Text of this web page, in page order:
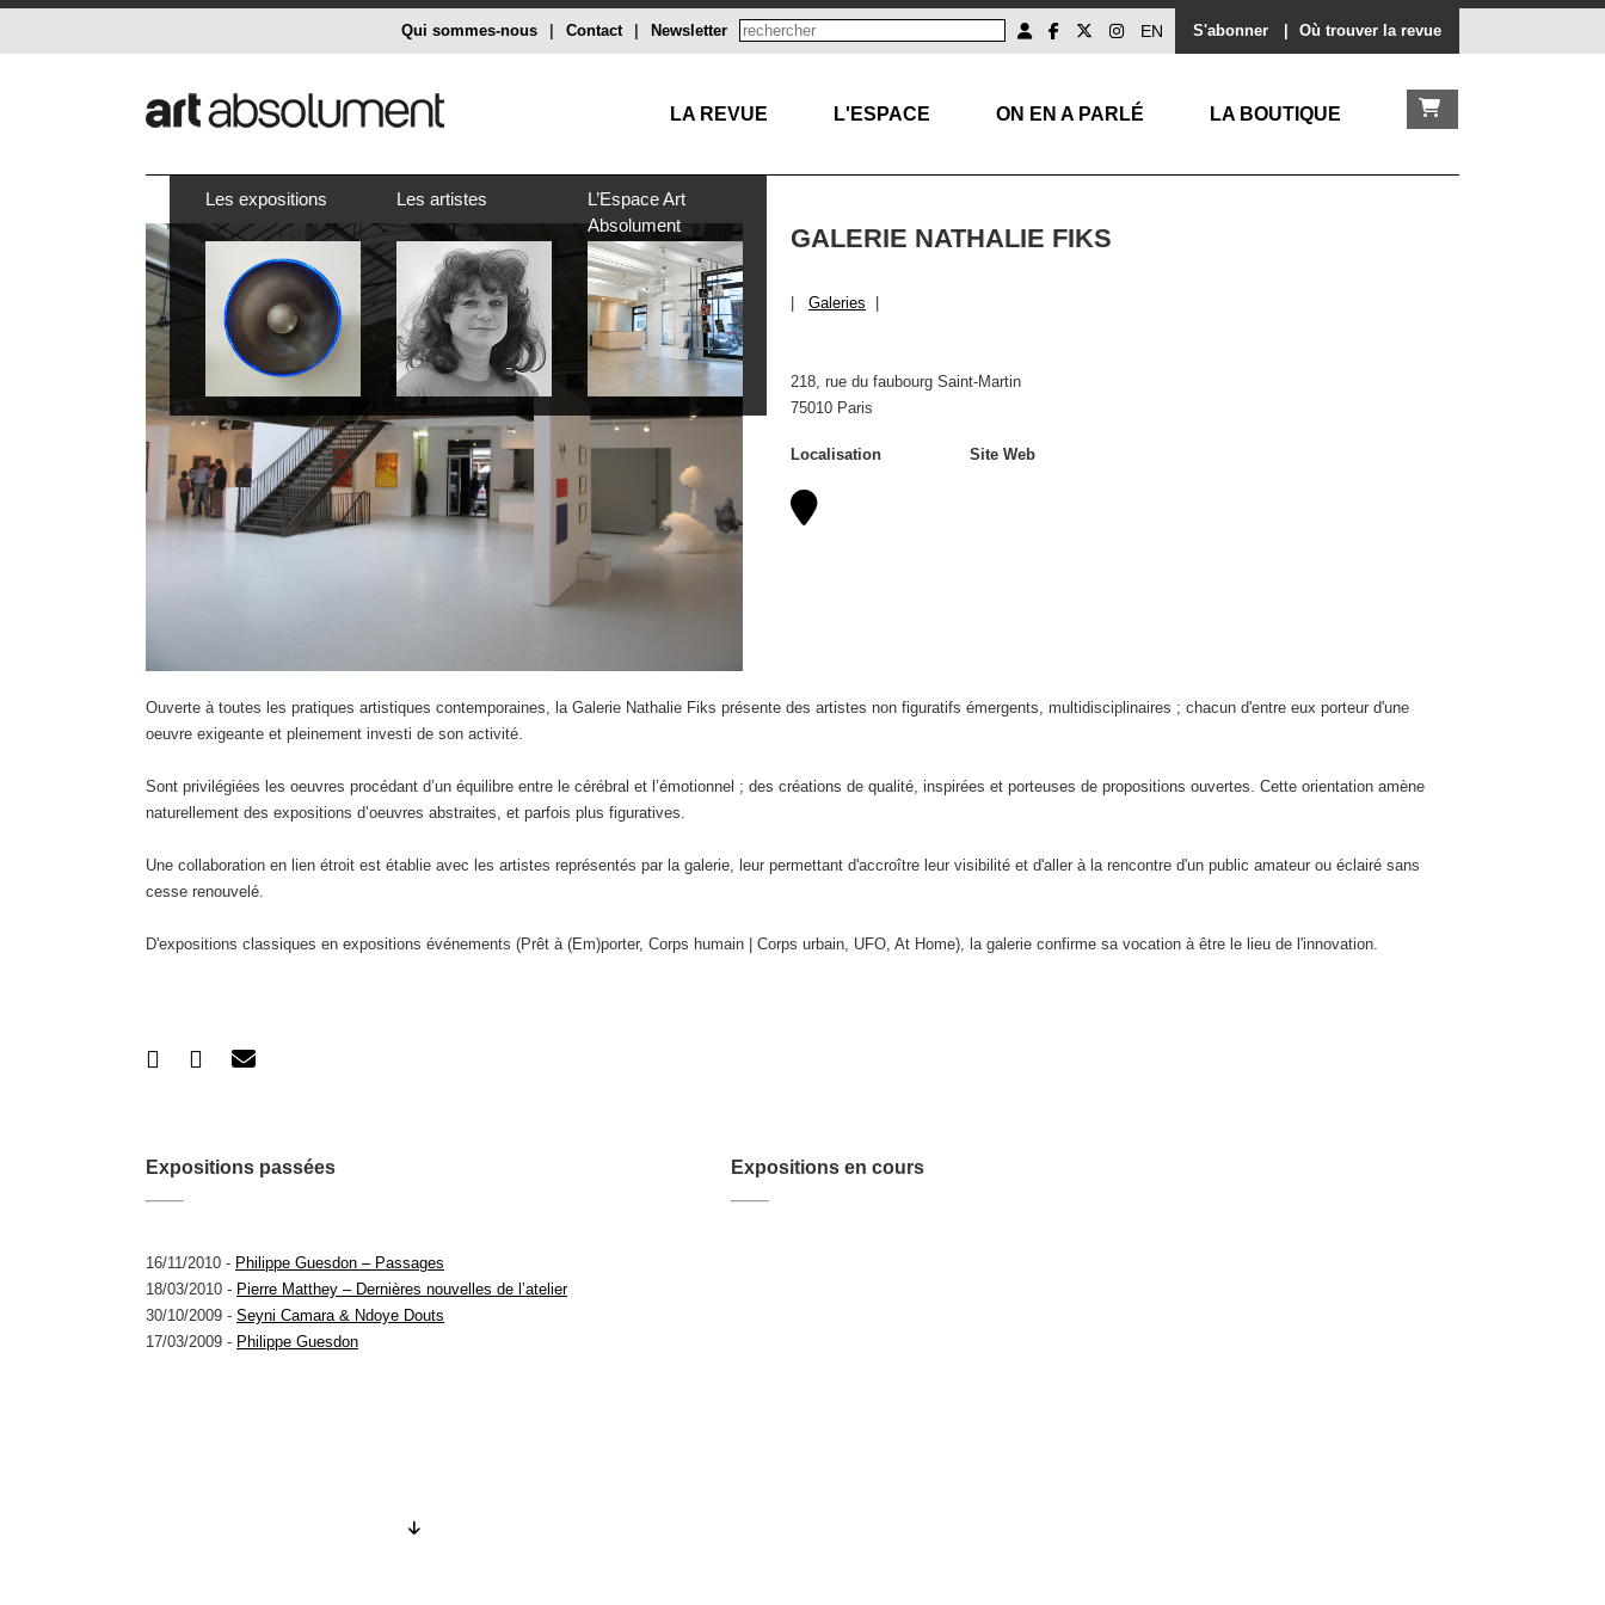
S'abonner Où trouver la revue
EN
Newsletter
Contact
Qui sommes-nous
LA REVUE L'ESPACE ON EN A PARLÉ LA BOUTIQUE
Les expositions Les artistes
L’Espace Art
Absolument
GALERIE NATHALIE FIKS
Galeries
218, rue du faubourg Saint-Martin
75010 Paris
Localisation Site Web
Ouverte à toutes les pratiques artistiques contemporaines, la Galerie Nathalie Fiks présente des artistes non figuratifs émergents, multidisciplinaires ; chacun d'entre eux porteur d'une
oeuvre exigeante et pleinement investi de son activité.
Sont privilégiées les oeuvres procédant d’un équilibre entre le cérébral et l’émotionnel ; des créations de qualité, inspirées et porteuses de propositions ouvertes. Cette orientation amène
naturellement des expositions d’oeuvres abstraites, et parfois plus figuratives.
Une collaboration en lien étroit est établie avec les artistes représentés par la galerie, leur permettant d'accroître leur visibilité et d'aller à la rencontre d'un public amateur ou éclairé sans
cesse renouvelé.
D'expositions classiques en expositions événements (Prêt à (Em)porter, Corps humain | Corps urbain, UFO, At Home), la galerie confirme sa vocation à être le lieu de l'innovation.
Expositions passées
16/11/2010 - Philippe Guesdon – Passages
18/03/2010 - Pierre Matthey – Dernières nouvelles de l’atelier
30/10/2009 - Seyni Camara & Ndoye Douts
17/03/2009 - Philippe Guesdon
Expositions en cours